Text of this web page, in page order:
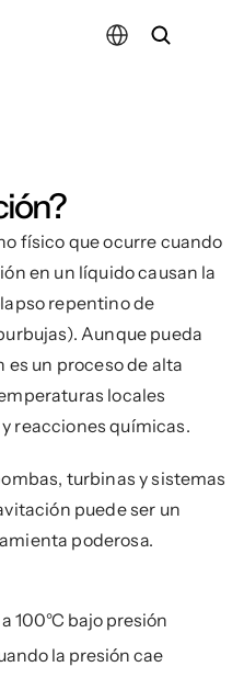
físico que ocurre cuando
en un líquido causan la
repentino de
Aunque pueda
un proceso de alta
locales
reacciones químicas.
turbinas y sistemas
puede ser un
poderosa.
100°C bajo presión
la presión cae